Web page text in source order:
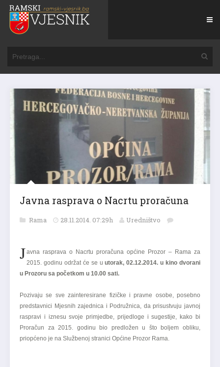
Javna rasprava o Nacrtu proračuna
Rama 28.11.2014. 07:29h Uredništvo
Javna rasprava o Nacrtu proračuna općine Prozor – Rama za
2015. godinu održat će se u utorak, 02.12.2014. u kino dvorani
u Prozoru sa početkom u 10.00 sati.
Pozivaju se sve zainteresirane fizičke i pravne osobe, posebno
predstavnici Mjesnih zajednica i Podružnica, da prisustvuju javnoj
raspravi i iznesu svoje primjedbe, prijedloge i sugestije, kako bi
Proračun za 2015. godinu bio predložen u što boljem obliku,
priopćeno je na Službenoj stranici Općine Prozor Rama.